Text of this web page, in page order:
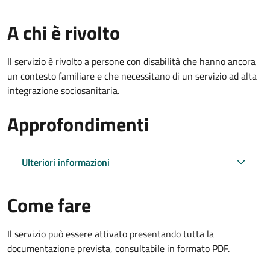
A chi è rivolto
Il servizio è rivolto a persone con disabilità che hanno ancora
un contesto familiare e che necessitano di un servizio ad alta
integrazione sociosanitaria.
Approfondimenti
Ulteriori informazioni
Come fare
Il servizio può essere attivato presentando tutta la
documentazione prevista, consultabile in formato PDF.